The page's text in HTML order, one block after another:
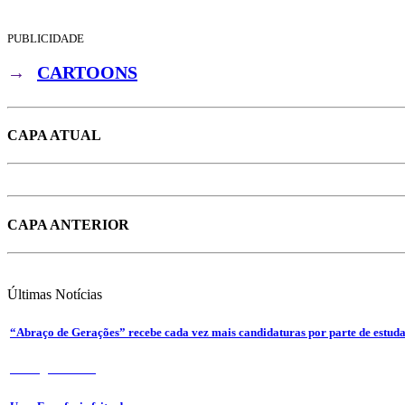
PUBLICIDADE
→ CARTOONS
CAPA ATUAL
CAPA ANTERIOR
Últimas Notícias
“Abraço de Gerações” recebe cada vez mais candidaturas por parte de